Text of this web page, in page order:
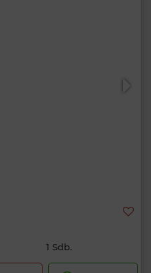
1 Sdb.